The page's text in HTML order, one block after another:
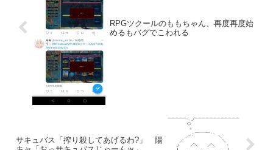
RPGツクールのももちゃん、再度再度始
めるもバグでこわれる
サキュバス「搾り殺してあげるわ?」 陽